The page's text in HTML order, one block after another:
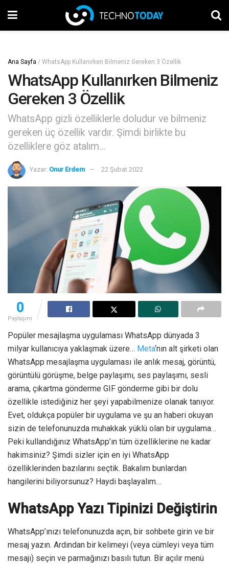
Ana Sayfa / WhatsApp Kullanırken Bilmeniz Gereken 3 Özellik
WhatsApp Kullanırken Bilmeniz
Gereken 3 Özellik
WhatsApp gizli özelliklerle doludur ve bilmeniz
gereken üç özellik vardır. Şimdi birlikte bu
özelliklere göz atalım...
Yazar: Onur Erdem 22 Şubat 2022
0
Paylaşım
Popüler mesajlaşma uygulaması WhatsApp dünyada 3
milyar kullanıcıya yaklaşmak üzere… Meta‘nın alt şirketi olan
WhatsApp mesajlaşma uygulaması ile anlık mesaj, görüntü,
görüntülü görüşme, belge paylaşımı, ses paylaşımı, sesli
arama, çıkartma gönderme GIF gönderme gibi bir dolu
özellikle istediğiniz her şeyi yapabilmenize olanak tanıyor.
Evet, oldukça popüler bir uygulama ve şu an haberi okuyan
sizin de telefonunuzda muhakkak yüklü olan bir uygulama…
Peki kullandığınız WhatsApp’ın tüm özelliklerine ne kadar
hakimsiniz? Şimdi sizler için en iyi WhatsApp
özelliklerinden bazılarını seçtik. Bakalım bunlardan
hangilerini biliyorsunuz? Haydi başlayalım…
WhatsApp Yazı Tipinizi Değiştirin
WhatsApp’ınızı telefonunuzda açın, bir sohbete girin ve bir
mesaj yazın. Ardından bir kelimeyi (veya cümleyi veya tüm
mesajı) seçin ve parmağınızı basılı tutun. Bir açılır menü